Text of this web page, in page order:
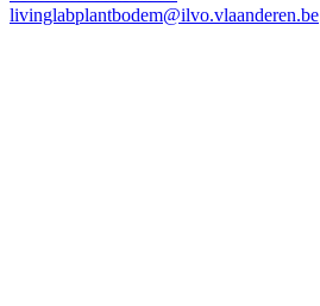
livinglabplantbodem@ilvo.vlaanderen.be